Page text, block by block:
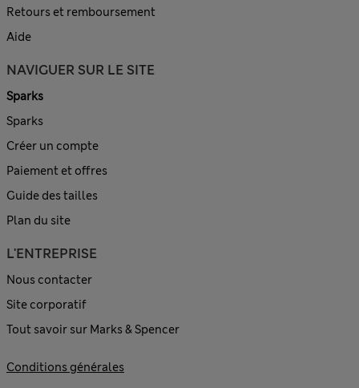
Retours et remboursement
Aide
NAVIGUER SUR LE SITE
Sparks
Sparks
Créer un compte
Paiement et offres
Guide des tailles
Plan du site
L'ENTREPRISE
Nous contacter
Site corporatif
Tout savoir sur Marks & Spencer
Conditions générales